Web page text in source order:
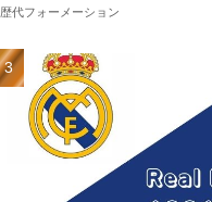
歴代フォーメーション